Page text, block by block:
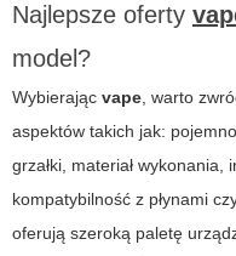
Najlepsze oferty
model?
Wybierając vape, warto
aspektów takich jak:
grzałki, materiał
kompatybilność z płynami
oferują szeroką paletę